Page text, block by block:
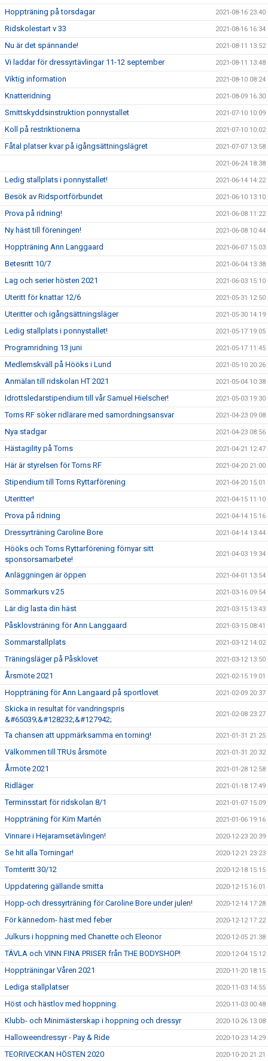
Hoppträning på torsdagar 2021-08-16 23:40
Ridskolestart v 33 2021-08-16 16:34
Nu är det spännande! 2021-08-11 13:52
Vi laddar för dressyrtävlingar 11-12 september 2021-08-11 13:48
Viktig information 2021-08-10 08:24
Knatteridning 2021-08-09 16:30
Smittskyddsinstruktion ponnystallet 2021-07-10 10:09
Koll på restriktionerna 2021-07-10 10:02
Fåtal platser kvar på igångsättningslägret 2021-07-07 13:58
2021-06-24 18:38
Ledig stallplats i ponnystallet! 2021-06-14 14:22
Besök av Ridsportförbundet 2021-06-10 13:10
Prova på ridning! 2021-06-08 11:22
Ny häst till föreningen! 2021-06-08 10:44
Hoppträning Ann Langgaard 2021-06-07 15:03
Betesritt 10/7 2021-06-04 13:38
Lag och serier hösten 2021 2021-06-03 15:10
Uteritt för knattar 12/6 2021-05-31 12:50
Uteritter och igångsättningsläger 2021-05-30 14:19
Ledig stallplats i ponnystallet! 2021-05-17 19:05
Programridning 13 juni 2021-05-17 11:45
Medlemskväll på Hööks i Lund 2021-05-10 20:26
Anmälan till ridskolan HT 2021 2021-05-04 10:38
Idrottsledarstipendium till vår Samuel Hielscher! 2021-05-03 19:30
Torns RF söker ridlärare med samordningsansvar 2021-04-23 09:08
Nya stadgar 2021-04-23 08:56
Hästagility på Torns 2021-04-21 12:47
Här är styrelsen för Torns RF 2021-04-20 21:00
Stipendium till Torns Ryttarförening 2021-04-20 15:01
Uteritter! 2021-04-15 11:10
Prova på ridning 2021-04-14 15:16
Dressyrträning Caroline Bore 2021-04-14 13:44
Hööks och Torns Ryttarförening förnyar sitt
sponsorsamarbete!
2021-04-03 19:34
Anläggningen är öppen 2021-04-01 13:54
Sommarkurs v.25 2021-03-16 09:54
Lär dig lasta din häst 2021-03-15 13:43
Påsklovsträning för Ann Langgaard 2021-03-15 08:41
Sommarstallplats 2021-03-12 14:02
Träningsläger på Påsklovet 2021-03-12 13:50
Årsmöte 2021 2021-02-15 19:01
Hoppträning för Ann Langaard på sportlovet 2021-02-09 20:37
Skicka in resultat för vandringspris
&#65039;&#128232;&#127942;
2021-02-08 23:27
Ta chansen att uppmärksamma en torning! 2021-01-31 21:25
Välkommen till TRUs årsmöte 2021-01-31 20:32
Årmöte 2021 2021-01-28 12:58
Ridläger 2021-01-18 17:49
Terminsstart för ridskolan 8/1 2021-01-07 15:09
Hoppträning för Kim Martén 2021-01-06 19:16
Vinnare i Hejaramsetävlingen! 2020-12-23 20:39
Se hit alla Torningar! 2020-12-21 23:23
Tomteritt 30/12 2020-12-18 15:15
Uppdatering gällande smitta 2020-12-15 16:01
Hopp-och dressyrträning för Caroline Bore under julen! 2020-12-14 17:28
För kännedom- häst med feber 2020-12-12 17:22
Julkurs i hoppning med Chanette och Eleonor 2020-12-05 21:38
TÄVLA och VINN FINA PRISER från THE BODYSHOP! 2020-12-04 15:12
Hoppträningar Våren 2021 2020-11-20 18:15
Lediga stallplatser 2020-11-03 14:55
Höst och hästlov med hoppning 2020-11-03 00:48
Klubb- och Minimästerskap i hoppning och dressyr 2020-10-26 13:08
Halloweendressyr - Pay & Ride 2020-10-23 14:29
TEORIVECKAN HÖSTEN 2020 2020-10-20 21:21